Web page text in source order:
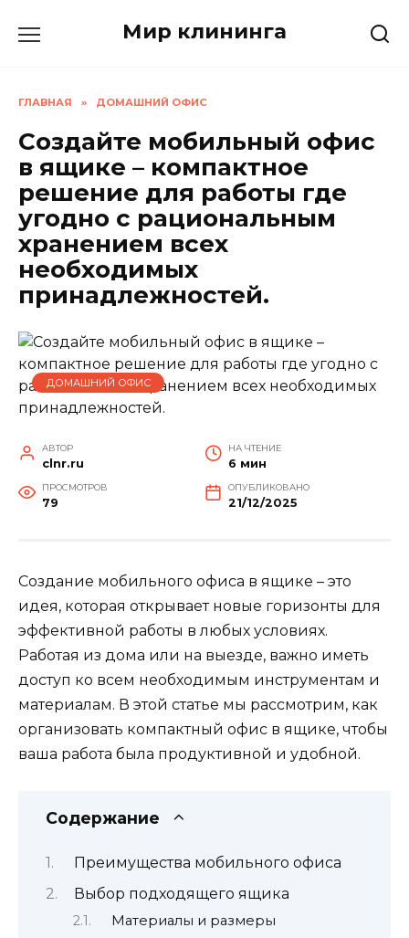
Мир клининга
ГЛАВНАЯ » ДОМАШНИЙ ОФИС
Создайте мобильный офис
в ящике – компактное
решение для работы где
угодно с рациональным
хранением всех
необходимых
принадлежностей.
ДОМАШНИЙ ОФИС
АВТОР
clnr.ru
НА ЧТЕНИЕ
6 мин
ПРОСМОТРОВ
79
ОПУБЛИКОВАНО
21/12/2025
Создание мобильного офиса в ящике – это
идея, которая открывает новые горизонты для
эффективной работы в любых условиях.
Работая из дома или на выезде, важно иметь
доступ ко всем необходимым инструментам и
материалам. В этой статье мы рассмотрим, как
организовать компактный офис в ящике, чтобы
ваша работа была продуктивной и удобной.
Содержание
Преимущества мобильного офиса
Выбор подходящего ящика
Материалы и размеры